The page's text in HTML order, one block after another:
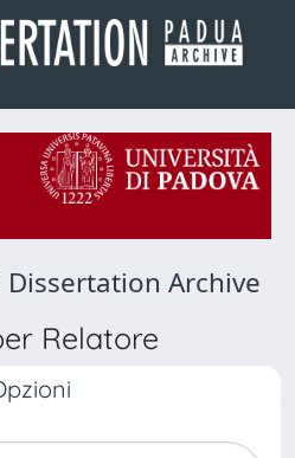
Dissertation Archive
Relatore